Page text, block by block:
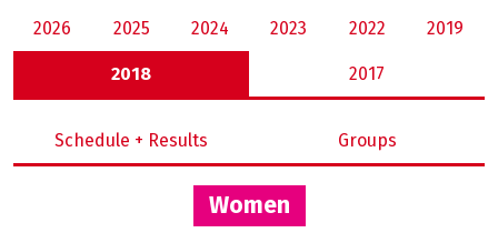
2026 2025 2024 2023 2022 2019
2018 2017
Schedule + Results Groups
Women